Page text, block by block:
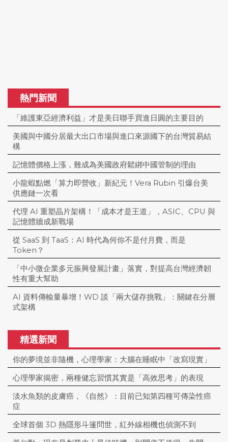
熱門新聞
「維護東亞經濟利益」才是美日聯手買進日圓的主要目的
美國與中國分居最大出口市場與進口來源國下的台灣貿易結
構
記憶體價格上漲，難成為美國政府鬆綁中國管制的理由
小龍蝦點燃「算力即營收」新紀元！Vera Rubin 引爆台美
供應鏈一次看
代理 AI 重塑晶片架構！「成本才是王道」，ASIC、CPU 與
記憶體牆成新戰場
從 SaaS 到 TaaS：AI 時代為何你不是付月費，而是
Token？
「中小微企業多元振興發展計畫」落實，對提高台灣經濟韌
性有重大幫助
AI 資料傳輸量暴增！WD 談「兩大儲存挑戰」：關鍵在分層
式架構
精選新聞
你的夢境並非隨機，心理學家：大腦在睡眠中「改寫現實」
心理學家揭密，兩種健忘習慣其實是「高效思考」的表現
淡水魚類的皮膚癌，《自然》：目前已知第四種可傳染性癌
症
全球首個 3D 熱隱形斗篷問世，紅外線相機也偵測不到